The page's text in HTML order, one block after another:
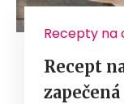
Recepty na
Recept